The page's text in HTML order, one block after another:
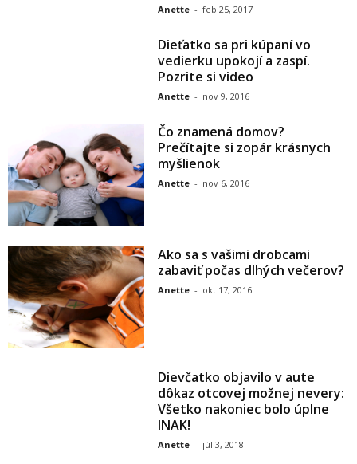
Anette - feb 25, 2017
Dieťatko sa pri kúpaní vo
vedierku upokojí a zaspí.
Pozrite si video
Anette - nov 9, 2016
Čo znamená domov?
Prečítajte si zopár krásnych
myšlienok
Anette - nov 6, 2016
Ako sa s vašimi drobcami
zabaviť počas dlhých večerov?
Anette - okt 17, 2016
Dievčatko objavilo v aute
dôkaz otcovej možnej nevery:
Všetko nakoniec bolo úplne
INAK!
Anette - júl 3, 2018